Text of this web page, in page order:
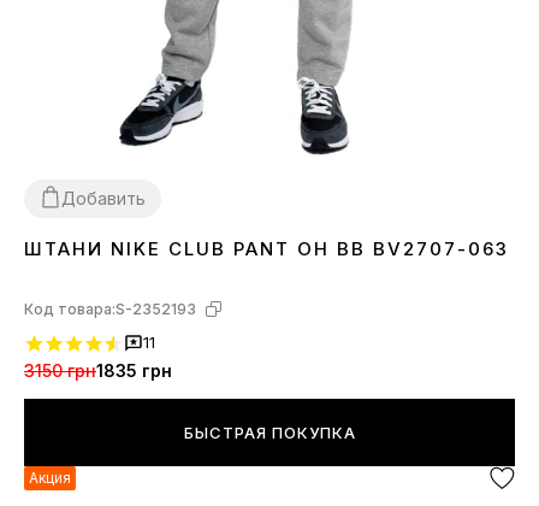
Добавить
XL
ШТАНИ NIKE CLUB PANT OH BB BV2707-063
Код товара:S-2352193
11
3150 грн1835 грн
БЫСТРАЯ ПОКУПКА
Акция